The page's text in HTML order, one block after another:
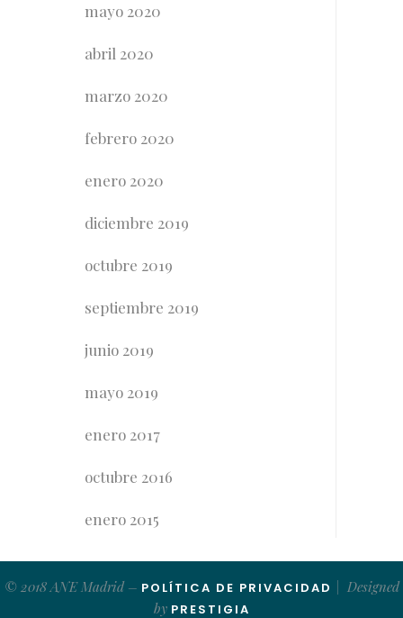
mayo 2020
abril 2020
marzo 2020
febrero 2020
enero 2020
diciembre 2019
octubre 2019
septiembre 2019
junio 2019
mayo 2019
enero 2017
octubre 2016
enero 2015
© 2018 ANE Madrid – POLÍTICA DE PRIVACIDAD
| Designed
by PRESTIGIA